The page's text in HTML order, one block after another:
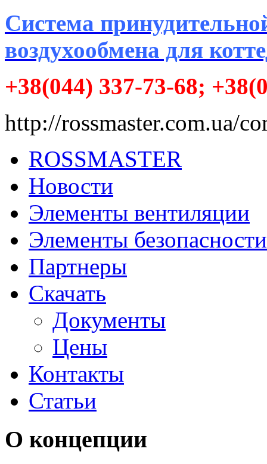
Система
воздухообмена для
+38(044) 337-73-68;
http://rossmaster.com.ua/
ROSSMASTER
Новости
Элементы вентиляции
Элементы безопасности
Партнеры
Скачать
Документы
Цены
Контакты
Статьи
О концепции